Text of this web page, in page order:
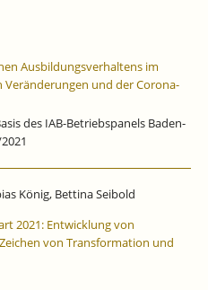
Ausbildungsverhaltens im
und der Corona-
des IAB-Betriebspanels Baden-
König, Bettina Seibold
2021: Entwicklung von
von Transformation und